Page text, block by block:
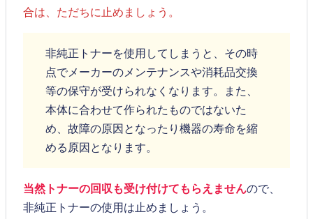
合は、ただちに止めましょう。
非純正トナーを使用してしまうと、その時
点でメーカーのメンテナンスや消耗品交換
等の保守が受けられなくなります。また、
本体に合わせて作られたものではないた
め、故障の原因となったり機器の寿命を縮
める原因となります。
当然トナーの回収も受け付けてもらえませんので、
非純正トナーの使用は止めましょう。